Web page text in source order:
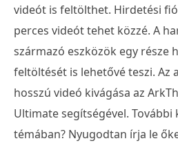
videót is feltölthet. Hirdetési
perces videót tehet közzé. A
származó eszközök egy része
feltöltését is lehetővé teszi. Az
hosszú videó kivágása az
Ultimate segítségével. További
témában? Nyugodtan írja le